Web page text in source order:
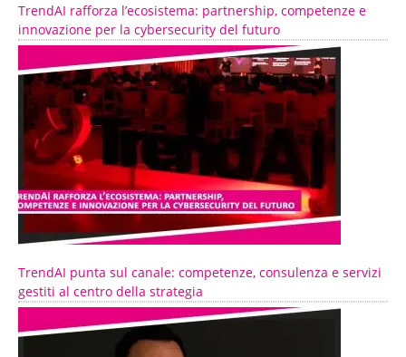
TrendAI rafforza l’ecosistema: partnership, competenze e
innovazione per la cybersecurity del futuro
TrendAI punta sul canale: competenze, consulenza e servizi
gestiti al centro della strategia